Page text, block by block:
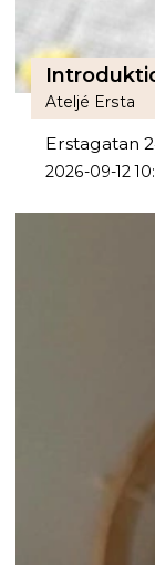
Ateljé Ersta
Erstagatan
2026-09-12